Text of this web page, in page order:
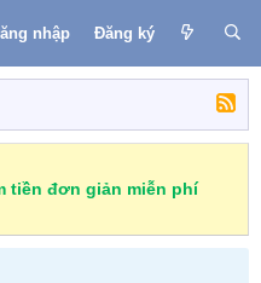
nhập Đăng ký
tiền đơn giản miễn phí